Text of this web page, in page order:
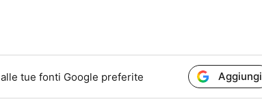
alle tue fonti Google preferite Aggiungi